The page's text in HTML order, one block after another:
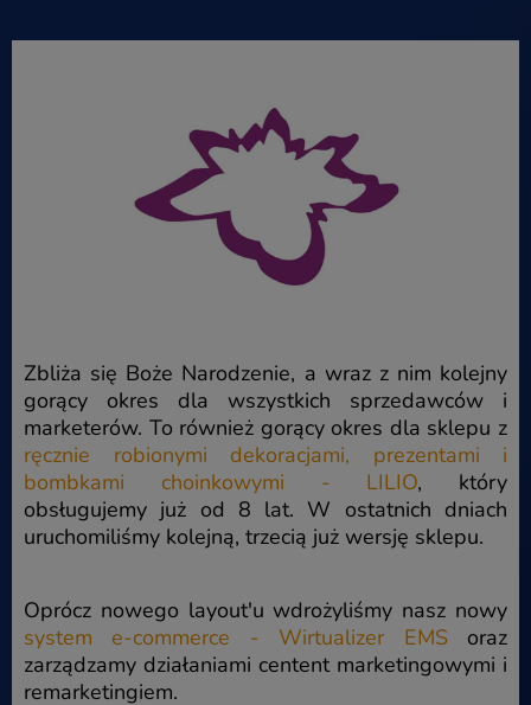
Zbliża się Boże Narodzenie, a wraz z nim kolejny
gorący okres dla wszystkich sprzedawców i
marketerów. To również gorący okres dla sklepu z
ręcznie robionymi dekoracjami, prezentami i
bombkami choinkowymi - LILIO, który
obsługujemy już od 8 lat. W ostatnich dniach
uruchomiliśmy kolejną, trzecią już wersję sklepu.
Oprócz nowego layout'u wdrożyliśmy nasz nowy
system e-commerce - Wirtualizer EMSoraz
zarządzamy działaniami centent marketingowymi i
remarketingiem.